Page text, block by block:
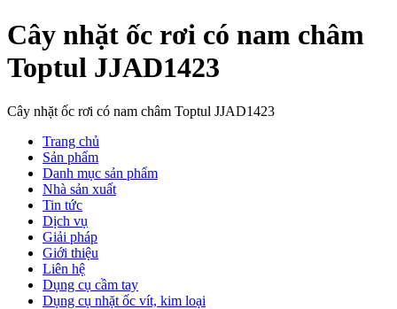
Cây nhặt ốc rơi có nam châm
Toptul JJAD1423
Cây nhặt ốc rơi có nam châm Toptul JJAD1423
Trang chủ
Sản phẩm
Danh mục sản phẩm
Nhà sản xuất
Tin tức
Dịch vụ
Giải pháp
Giới thiệu
Liên hệ
Dụng cụ cầm tay
Dụng cụ nhặt ốc vít, kim loại